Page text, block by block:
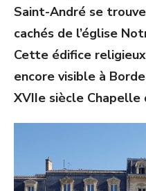
Saint-André se
cachés de l’église
Cette édifice
encore visible à
XVIIe siècle Chapelle